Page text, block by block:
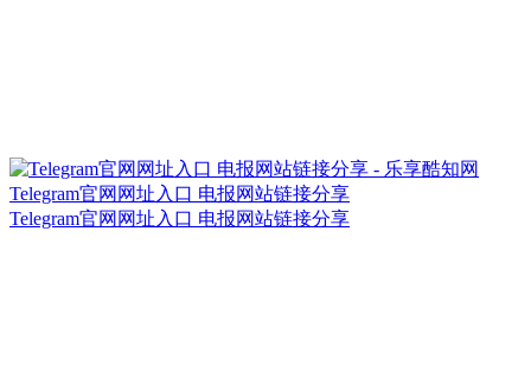
Telegram官网网址入口 电报网站链接分享
Telegram官网网址入口 电报网站链接分享